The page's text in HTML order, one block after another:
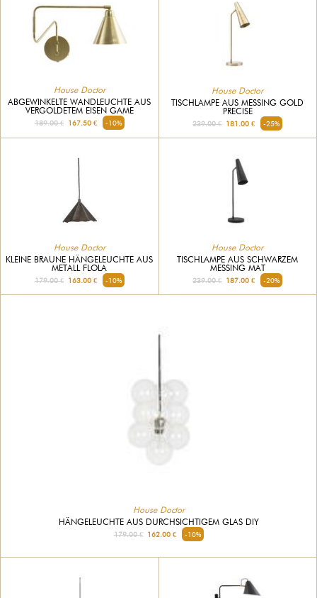
House Doctor
ABGEWINKELTE WANDLEUCHTE AUS
VERGOLDETEM EISEN GAME
189.00 €167.50 € -10%
House Doctor
TISCHLAMPE AUS MESSING GOLD
PRECISE
239.00 € 181.00 € -25%
House Doctor
KLEINE BRAUNE HÄNGELEUCHTE AUS
METALL FLOLA
179.00 €163.00 € -10%
House Doctor
TISCHLAMPE AUS SCHWARZEM
MESSING MAT
239.00 € 187.00 € -20%
House Doctor
HÄNGELEUCHTE AUS DURCHSICHTIGEM GLAS DIY
179.00 €162.00 € -10%